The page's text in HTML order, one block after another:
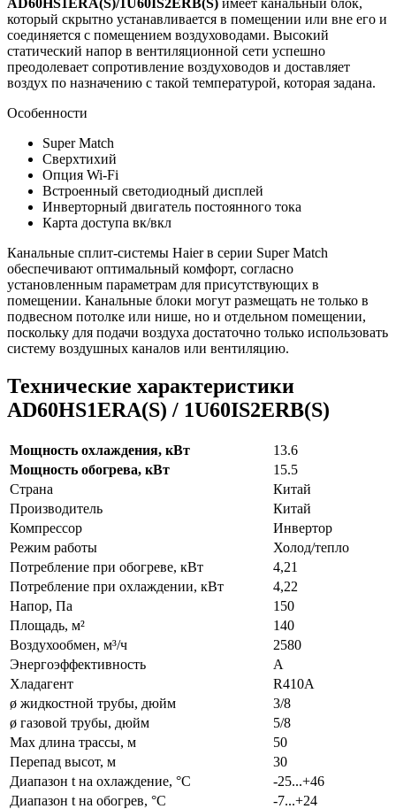
AD60HS1ERA(S)/1U60IS2ERB(S) имеет канальный блок,
который скрытно устанавливается в помещении или вне его и
соединяется с помещением воздуховодами. Высокий
статический напор в вентиляционной сети успешно
преодолевает сопротивление воздуховодов и доставляет
воздух по назначению с такой температурой, которая задана.
Особенности
Super Match
Сверхтихий
Опция Wi-Fi
Встроенный светодиодный дисплей
Инверторный двигатель постоянного тока
Карта доступа вк/вкл
Канальные сплит-системы Haier в серии Super Match
обеспечивают оптимальный комфорт, согласно
установленным параметрам для присутствующих в
помещении. Канальные блоки могут размещать не только в
подвесном потолке или нише, но и отдельном помещении,
поскольку для подачи воздуха достаточно только использовать
систему воздушных каналов или вентиляцию.
Технические характеристики
AD60HS1ERA(S) / 1U60IS2ERB(S)
Мощность охлаждения, кВт
13.6
Мощность обогрева, кВт
15.5
Страна
Китай
Производитель
Китай
Компрессор
Инвертор
Режим работы
Холод/тепло
Потребление при обогреве, кВт
4,21
Потребление при охлаждении, кВт
4,22
Напор, Па
150
Площадь, м²
140
Воздухообмен, м³/ч
2580
Энергоэффективность
A
Хладагент
R410A
ø жидкостной трубы, дюйм
3/8
ø газовой трубы, дюйм
5/8
Max длина трассы, м
50
Перепад высот, м
30
Диапазон t на охлаждение, °С
-25...+46
Диапазон t на обогрев, °С
-7...+24